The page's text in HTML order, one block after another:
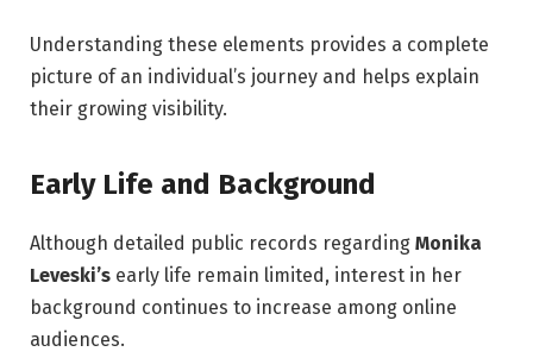
Understanding these elements provides a complete
picture of an individual’s journey and helps explain
their growing visibility.
Early Life and Background
Although detailed public records regarding Monika
Leveski’s early life remain limited, interest in her
background continues to increase among online
audiences.